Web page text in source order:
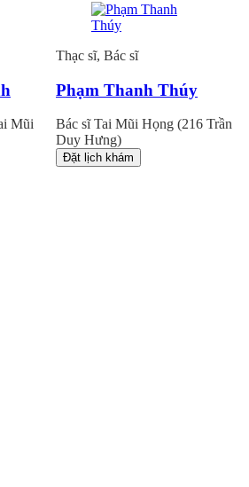
Mũi
Thạc sĩ, Bác sĩ
Phạm Thanh Thúy
Bác sĩ Tai Mũi Họng (216 Trần
Duy Hưng)
Đặt lịch khám